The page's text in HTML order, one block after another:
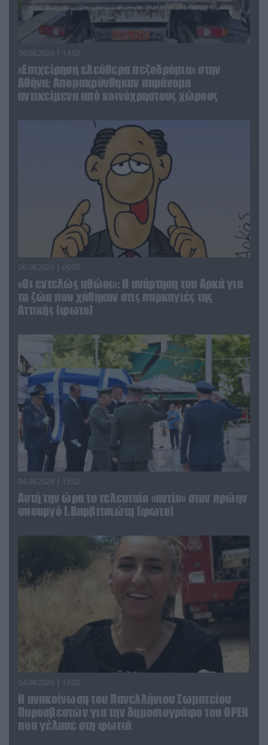
06.08.2026 | 14:02
«Επιχείρηση ελεύθερα πεζοδρόμια» στην
Αθήνα: Απομακρύνθηκαν παράνομα
αντικείμενα από κοινόχρηστους χώρους
06.08.2026 | 09:03
«Οι εντελώς αθώοι»: Η ανάρτηση του Αρκά για
τα ζώα που χάθηκαν στις πυρκαγιές της
Αττικής (φωτο)
04.08.2026 | 15:02
Αυτή την ώρα το τελευταίο «αντίο» στον πρώην
υπουργό Ι.Βαρβιτσιώτη (φωτο)
04.08.2026 | 13:02
Η ανακοίνωση του Πανελλήνιου Σωματείου
Πυροσβεστών για την δημοσιογράφο του OPEN
που γέλασε στη φωτιά